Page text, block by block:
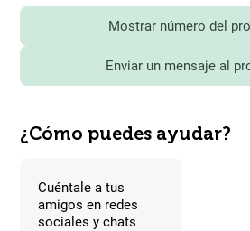
Mostrar número del
Enviar un mensaje al
¿Cómo puedes ayudar?
Cuéntale a tus
amigos en redes
sociales y chats